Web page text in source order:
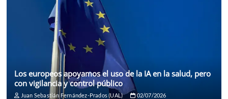
Los europeos apoyamos el uso de la IA en la salud, pero
con vigilancia y control público
Juan Sebastián Fernández-Prados (UAL) 02/07/2026